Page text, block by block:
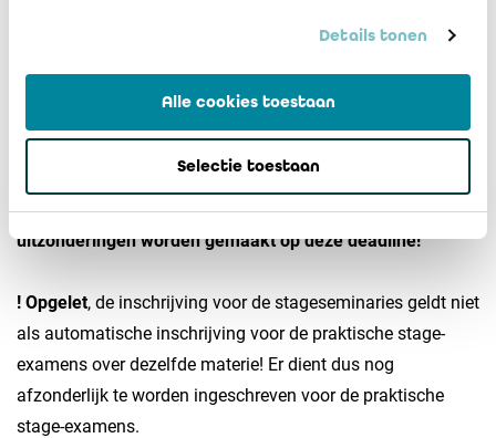
Details tonen
Alle cookies toestaan
Selectie toestaan
Hoe inschrijven?
De inschrijvingen voor de stageseminaries moeten uiterlijk
tien kalenderdagen vóór de datum van het seminarie via
het ledenportaalworden ingediend.Er zullen geen
uitzonderingen worden gemaakt op deze deadline!
! Opgelet, de inschrijving voor de stageseminaries geldt niet
als automatische inschrijving voor de praktische stage-
examens over dezelfde materie! Er dient dus nog
afzonderlijk te worden ingeschreven voor de praktische
stage-examens.